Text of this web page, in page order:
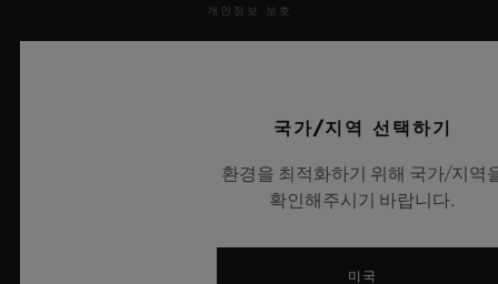
개인정보 보호
웹사이트 이용 약관
윤리적 약속
국가/지역 선택하기
환경을 최적화하기 위해 국가/지역
확인해주시기 바랍니다.
미국